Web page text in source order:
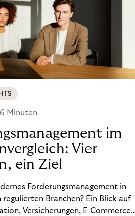
6 Minuten
im
Vier
ein Ziel
Forderungsmanagement in
Branchen? Ein Blick auf
Versicherungen, E-Commerce